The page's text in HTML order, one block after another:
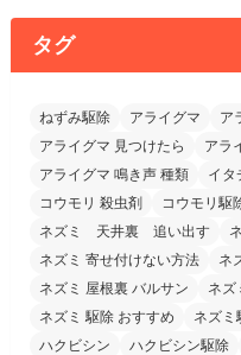
タグ
ねずみ駆除 アライグマ
ア
アライグマ 見つけたら
アラ
アライグマ 鳴き声 種類
イタ
コウモリ 殺虫剤
コウモリ駆
ネズミ 天井裏 追い出す
ネズミ 寄せ付けない方法
ネ
ネズミ 屋根裏 バルサン
ネズ
ネズミ 駆除 おすすめ
ネズミ
ハクビシン
ハクビシン駆除